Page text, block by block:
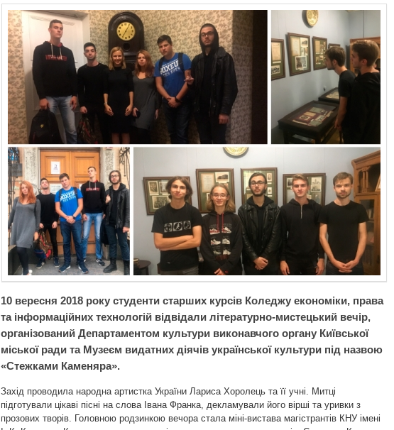
10 вересня 2018 року студенти старших курсів Коледжу економіки, права
та інформаційних технологій відвідали літературно-мистецький вечір,
організований Департаментом культури виконавчого органу Київської
міської ради та Музеєм видатних діячів української культури під назвою
«Стежками Каменяра».
Захід проводила народна артистка України Лариса Хоролець та її учні. Митці
підготували цікаві пісні на слова Івана Франка, декламували його вірші та уривки з
прозових творів. Головною родзинкою вечора стала міні-вистава магістрантів КНУ імені